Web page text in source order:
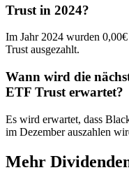
Trust in 2024?
Im Jahr 2024 wurden
Trust ausgezahlt.
Wann wird die
ETF Trust erwartet?
Es wird erwartet, dass
im Dezember auszahlen
Mehr